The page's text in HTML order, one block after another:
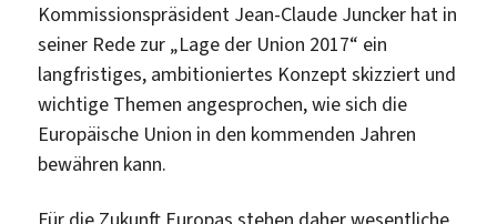
Kommissionspräsident Jean-Claude Juncker hat in
seiner Rede zur „Lage der Union 2017“ ein
langfristiges, ambitioniertes Konzept skizziert und
wichtige Themen angesprochen, wie sich die
Europäische Union in den kommenden Jahren
bewähren kann.